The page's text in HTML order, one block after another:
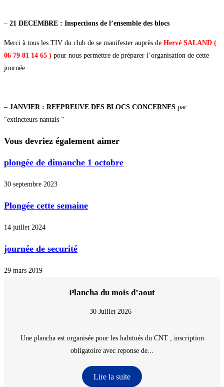
– 21 DECEMBRE : Inspections de l’ensemble des blocs
Merci à tous les TIV du club de se manifester auprès de Hervé SALAND (
06 79 81 14 65 ) pour nous permettre de préparer l’organisation de cette
journée
– JANVIER : REEPREUVE DES BLOCS CONCERNES par
“extincteurs nantais ”
Vous devriez également aimer
plongée de dimanche 1 octobre
30 septembre 2023
Plongée cette semaine
14 juillet 2024
journée de securité
29 mars 2019
Plancha du mois d’aout
30 Juillet 2026
Une plancha est organisée pour les habitués du CNT , inscription
obligatoire avec reponse de...
Lire la suite